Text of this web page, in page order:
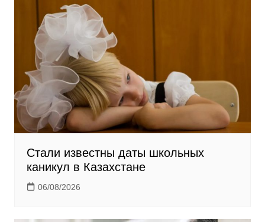
n
k
i
Стали известны даты школьных
каникул в Казахстане
06/08/2026